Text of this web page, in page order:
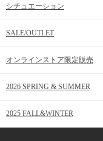
シチュエーション
SALE/OUTLET
オンラインストア限定販売
2026 SPRING & SUMMER
2025 FALL&WINTER